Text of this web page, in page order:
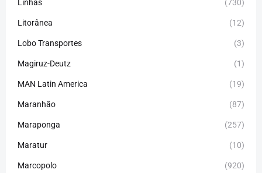
Linhas (730)
Litorânea (12)
Lobo Transportes (3)
Magiruz-Deutz (1)
MAN Latin America (19)
Maranhão (87)
Maraponga (257)
Maratur (10)
Marcopolo (920)